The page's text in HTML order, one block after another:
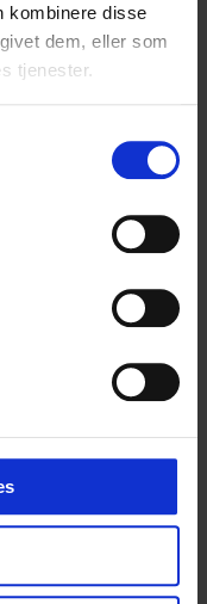
kombinere disse
dem, eller som
tjenester.